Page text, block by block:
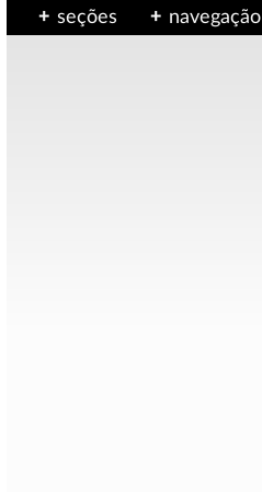
seções navegação